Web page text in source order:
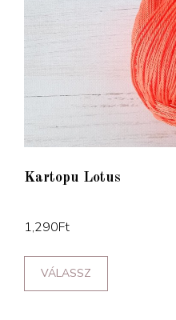
Kartopu Lotus
1,290Ft
VÁLASSZ